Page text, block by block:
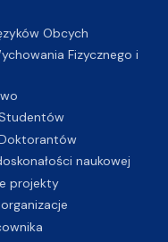
Obcych
Fizycznego i
naukowej
projekty